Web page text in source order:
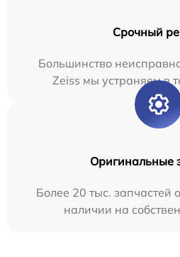
Срочный
Большинство
Zeiss мы устраняем в
Оригинальные
Более 20 тыс. запчастей
наличии на